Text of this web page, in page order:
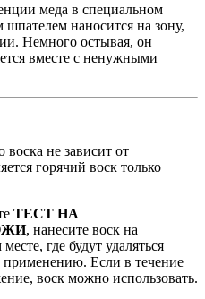
меда в специальном
шпателем наносится на зону,
Немного остывая, он
вместе с ненужными
воска не зависит от
горячий воск только
ТЕСТ НА
, нанесите воск на
где будут удаляться
Если в течение
воск можно использовать.